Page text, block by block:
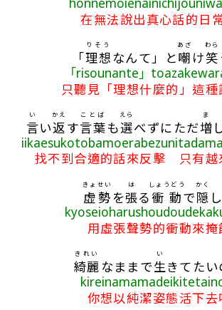
在無法說出真心話的日
「理想
りそう
なんて」と嘲
あざ
け笑
わら
「risounante」
只聽見「理想什麼的」這種
言
い
い返
かえ
す言葉
ことば
も選
えら
べずにただ増
ま
找不到合適的話來反擊 只有越
虚勢
きょせい
を張
は
る衝動
しょうどう
で隠
かく
用虛張聲勢的衝動來掩
綺麗
きれい
なままで生
い
きてたい
你想以純潔姿態活下去